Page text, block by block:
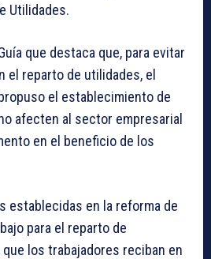
Utilidades.
que destaca que, para evitar
el reparto de utilidades, el
el establecimiento de
afecten al sector empresarial
en el beneficio de los
establecidas en la reforma de
para el reparto de
los trabajadores reciban en